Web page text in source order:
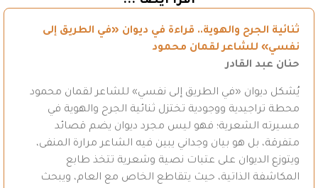
ثنائية الجرح والهوية.. قراءة في ديوان «في الطريق إلى
نفسي» للشاعر لقمان محمود
حنان عبد القادر
يُشكل ديوان «في الطريق إلى نفسي» للشاعر لقمان محمود
محطة تراجيدية ووجودية تختزل ثنائية الجرح والهوية في
مسيرته الشعرية؛ فهو ليس مجرد ديوان يضم قصائد
متفرقة، بل هو بيان وجداني يبين فيه الشاعر مرارة المنفى،
ويتوزع الديوان على عتبات نصية وشعرية تتخذ طابع
المكاشفة الذاتية، حيث يتقاطع الخاص مع العام، ويبحث